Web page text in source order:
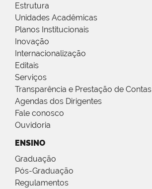
Estrutura
Unidades Acadêmicas
Planos Institucionais
Inovação
Internacionalização
Editais
Serviços
Transparência e Prestação de Contas
Agendas dos Dirigentes
Fale conosco
Ouvidoria
ENSINO
Graduação
Pós-Graduação
Regulamentos